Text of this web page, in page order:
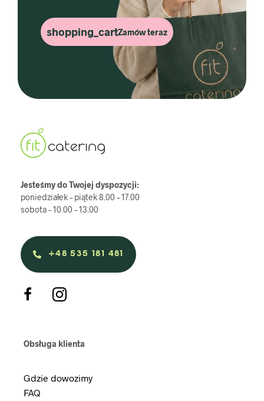
shopping_cartZamów teraz
Jesteśmy do Twojej dyspozycji:
poniedziałek – piątek 8.00 – 17.00
sobota – 10.00 – 13.00
+48 535 181 481
Obsługa klienta
Gdzie dowozimy
FAQ